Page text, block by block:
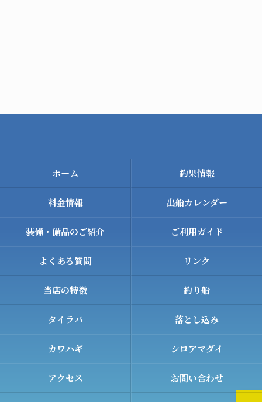
ホーム 釣果情報
料金情報 出船カレンダー
装備・備品のご紹介 ご利用ガイド
よくある質問 リンク
当店の特徴 釣り船
タイラバ 落とし込み
カワハギ シロアマダイ
アクセス お問い合わせ